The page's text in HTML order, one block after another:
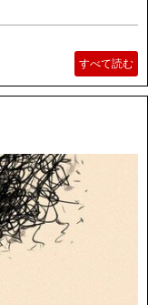
すべて読む